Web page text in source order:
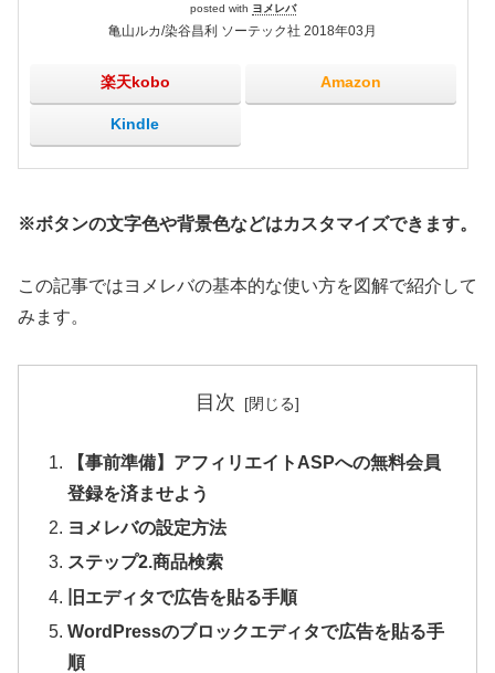
posted with ヨメレバ
亀山ルカ/染谷昌利 ソーテック社 2018年03月
楽天kobo Amazon
Kindle
※ボタンの文字色や背景色などはカスタマイズできます。
この記事ではヨメレバの基本的な使い方を図解で紹介して
みます。
目次
【事前準備】アフィリエイトASPへの無料会員
登録を済ませよう
ヨメレバの設定方法
ステップ2.商品検索
旧エディタで広告を貼る手順
WordPressのブロックエディタで広告を貼る手
順